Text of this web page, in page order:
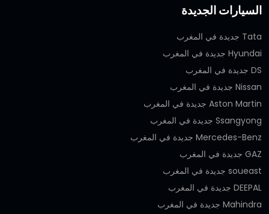
السيارات الجديدة
Tata جديدة في المغرب
Hyundai جديدة في المغرب
DS جديدة في المغرب
Nissan جديدة في المغرب
Aston Martin جديدة في المغرب
Ssangyong جديدة في المغرب
Mercedes-Benz جديدة في المغرب
GAZ جديدة في المغرب
soueast جديدة في المغرب
DEEPAL جديدة في المغرب
Mahindra جديدة في المغرب